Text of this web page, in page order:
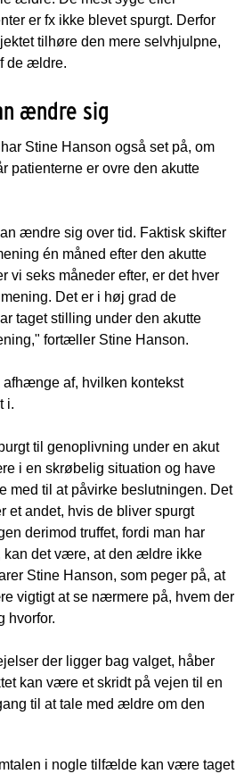
er fx ikke blevet spurgt. Derfor
tilhøre den mere selvhjulpne,
de ældre.
ændre sig
har Stine Hanson også set på, om
patienterne er ovre den akutte
ændre sig over tid. Faktisk skifter
én måned efter den akutte
vi seks måneder efter, er det hver
Det er i høj grad de
taget stilling under den akutte
fortæller Stine Hanson.
afhænge af, hvilken kontekst
i.
til genoplivning under en akut
i en skrøbelig situation og have
med til at påvirke beslutningen. Det
et andet, hvis de bliver spurgt
derimod truffet, fordi man har
det være, at den ældre ikke
Stine Hanson, som peger på, at
vigtigt at se nærmere på, hvem der
hvorfor.
der ligger bag valget, håber
kan være et skridt på vejen til en
til at tale med ældre om den
i nogle tilfælde kan være taget